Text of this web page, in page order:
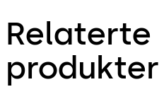
Relaterte
produkter